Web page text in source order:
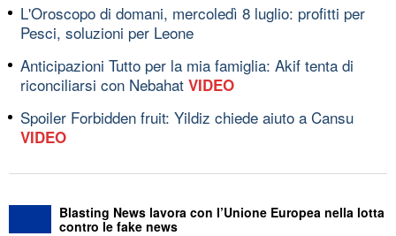
L'Oroscopo di domani, mercoledì 8 luglio: profitti per
Pesci, soluzioni per Leone
Anticipazioni Tutto per la mia famiglia: Akif tenta di
riconciliarsi con Nebahat VIDEO
Spoiler Forbidden fruit: Yildiz chiede aiuto a Cansu
VIDEO
Blasting News lavora con l’Unione Europea nella lotta
contro le fake news